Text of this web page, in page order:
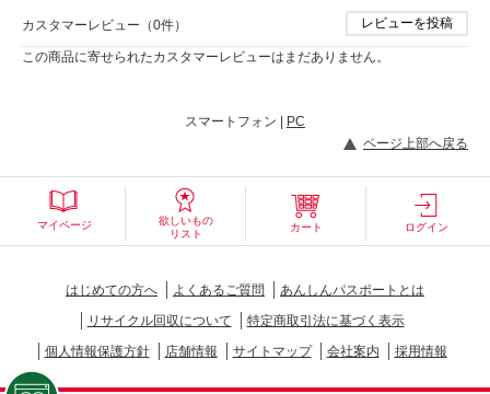
カスタマーレビュー（0件） レビューを投稿
この商品に寄せられたカスタマーレビューはまだありません。
スマートフォン |
PC
ページ上部へ戻る
マイページ
欲しいもの
リスト
カート ログイン
はじめての方へ よくあるご質問
あんしんパスポートとは
リサイクル回収について
特定商取引法に基づく表示
個人情報保護方針
店舗情報 サイトマップ 会社案内 採用情報